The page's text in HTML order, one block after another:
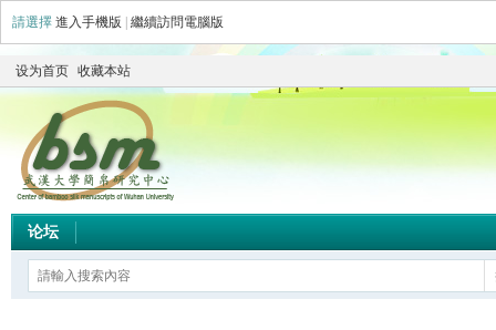
請選擇 進入手機版 繼續訪問電腦版
设为首页 收藏本站
论坛